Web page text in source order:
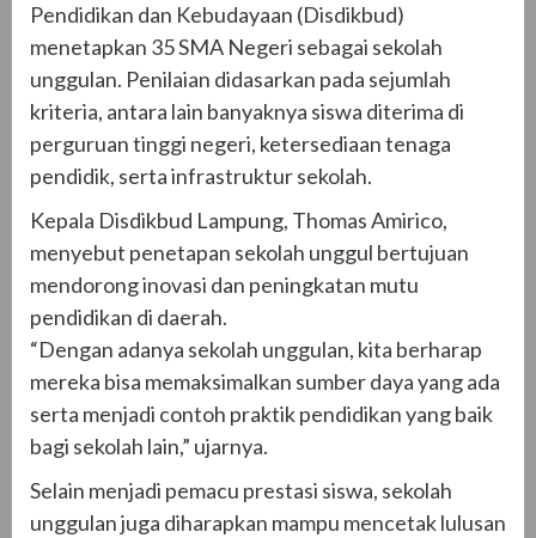
Pendidikan dan Kebudayaan (Disdikbud)
menetapkan 35 SMA Negeri sebagai sekolah
unggulan. Penilaian didasarkan pada sejumlah
kriteria, antara lain banyaknya siswa diterima di
perguruan tinggi negeri, ketersediaan tenaga
pendidik, serta infrastruktur sekolah.
Kepala Disdikbud Lampung, Thomas Amirico,
menyebut penetapan sekolah unggul bertujuan
mendorong inovasi dan peningkatan mutu
pendidikan di daerah.
“Dengan adanya sekolah unggulan, kita berharap
mereka bisa memaksimalkan sumber daya yang ada
serta menjadi contoh praktik pendidikan yang baik
bagi sekolah lain,” ujarnya.
Selain menjadi pemacu prestasi siswa, sekolah
unggulan juga diharapkan mampu mencetak lulusan